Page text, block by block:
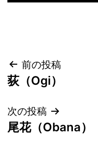
投
稿
ナ
ビ
前の投稿
荻（Ogi）
次の投稿
尾花（Obana）